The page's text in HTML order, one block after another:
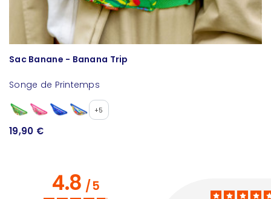
Sac Banane - Banana Trip
Songe de Printemps
+5
19,90 €
4.8/5